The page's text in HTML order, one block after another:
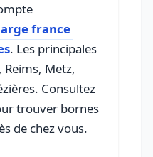
france
. Les principales
Metz,
Consultez
trouver bornes
de chez vous.